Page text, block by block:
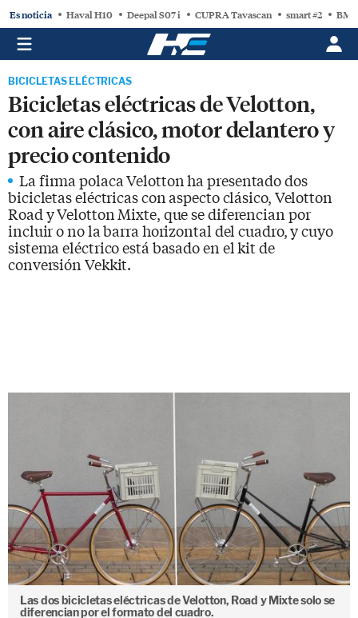
Es noticia Haval H10 Deepal S07 i CUPRA Tavascan smart #2
BICICLETAS ELÉCTRICAS
Bicicletas eléctricas de Velotton,
con aire clásico, motor delantero y
precio contenido
La firma polaca Velotton ha presentado dos
bicicletas eléctricas con aspecto clásico, Velotton
Road y Velotton Mixte, que se diferencian por
incluir o no la barra horizontal del cuadro, y cuyo
sistema eléctrico está basado en el kit de
conversión Vekkit.
Las dos bicicletas eléctricas de Velotton, Road y Mixte solo se
diferencian por el formato del cuadro.